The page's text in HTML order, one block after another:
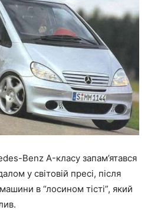
Benz A-класу запам’ятався
у світовій пресі, після
в “лосином тісті”, який